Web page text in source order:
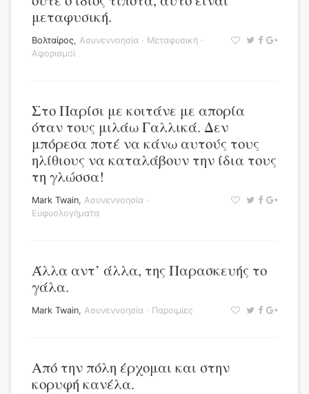
μεταφυσική.
Βολταίρος, Ασυνεννοησία · Μεταφυσική ·
Αφορισμοί
Στο Παρίσι με κοιτάνε με απορία
όταν τους μιλάω Γαλλικά. Δεν
μπόρεσα ποτέ να κάνω αυτούς τους
ηλίθιους να καταλάβουν την ίδια τους
τη γλώσσα!
Mark Twain, Ασυνεννοησία ·
Ευφυολογήματα
Άλλα αντ’ άλλα, της Παρασκευής το
γάλα.
Mark Twain, Ασυνεννοησία · Παροιμίες
Από την πόλη έρχομαι και στην
κορυφή κανέλα.